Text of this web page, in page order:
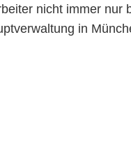
nicht immer nur
in